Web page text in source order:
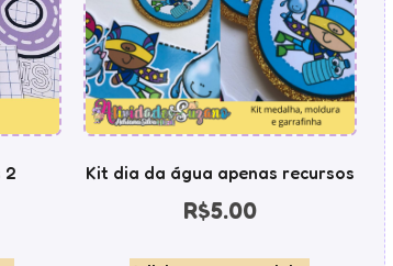
2 Kit dia da água apenas recursos
R$5.00